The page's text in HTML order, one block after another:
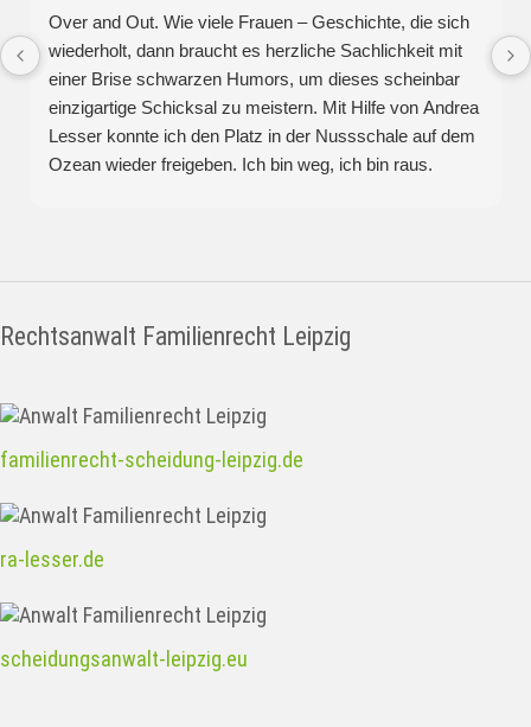
Over and Out. Wie viele Frauen – Geschichte, die sich
wiederholt, dann braucht es herzliche Sachlichkeit mit
einer Brise schwarzen Humors, um dieses scheinbar
einzigartige Schicksal zu meistern. Mit Hilfe von Andrea
Lesser konnte ich den Platz in der Nussschale auf dem
Ozean wieder freigeben. Ich bin weg, ich bin raus.
Rechtsanwalt Familienrecht Leipzig
familienrecht-scheidung-leipzig.de
ra-lesser.de
scheidungsanwalt-leipzig.eu